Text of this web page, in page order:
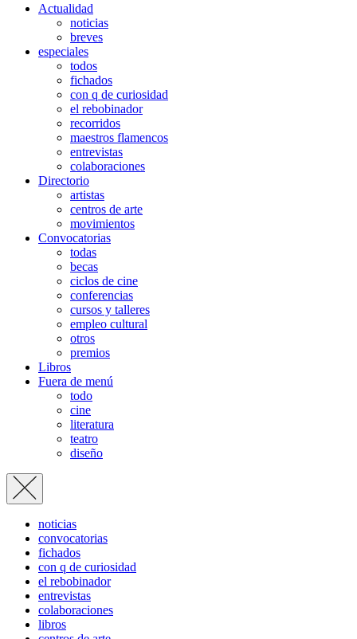
Actualidad
noticias
breves
especiales
todos
fichados
con q de curiosidad
el rebobinador
recorridos
maestros flamencos
entrevistas
colaboraciones
Directorio
artistas
centros de arte
movimientos
Convocatorias
todas
becas
ciclos de cine
conferencias
cursos y talleres
empleo cultural
otros
premios
Libros
Fuera de menú
todo
cine
literatura
teatro
diseño
noticias
convocatorias
fichados
con q de curiosidad
el rebobinador
entrevistas
colaboraciones
libros